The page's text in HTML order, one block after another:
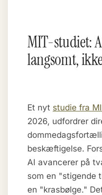
MIT-studiet:
langsomt,
Et nyt studie fra
2026, udfordrer
beskæftigelse.
AI avancerer på
som en "stigende
en "krasbølge."